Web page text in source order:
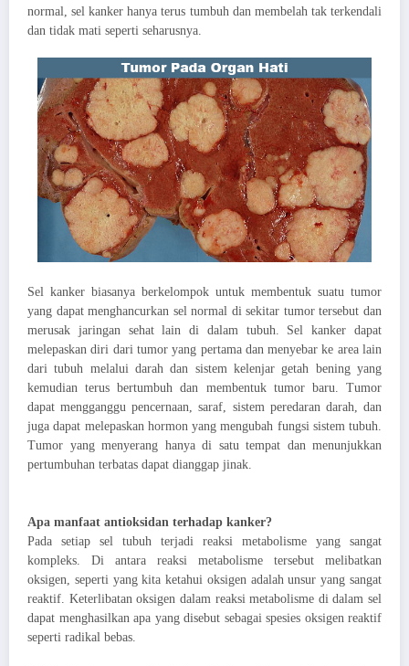
normal, sel kanker hanya terus tumbuh dan membelah tak terkendali
dan tidak mati seperti seharusnya.
Sel kanker biasanya berkelompok untuk membentuk suatu tumor
yang dapat menghancurkan sel normal di sekitar tumor tersebut dan
merusak jaringan sehat lain di dalam tubuh. Sel kanker dapat
melepaskan diri dari tumor yang pertama dan menyebar ke area lain
dari tubuh melalui darah dan sistem kelenjar getah bening yang
kemudian terus bertumbuh dan membentuk tumor baru. Tumor
dapat mengganggu pencernaan, saraf, sistem peredaran darah, dan
juga dapat melepaskan hormon yang mengubah fungsi sistem tubuh.
Tumor yang menyerang hanya di satu tempat dan menunjukkan
pertumbuhan terbatas dapat dianggap jinak.
Apa manfaat antioksidan terhadap kanker?
Pada setiap sel tubuh terjadi reaksi metabolisme yang sangat
kompleks. Di antara reaksi metabolisme tersebut melibatkan
oksigen, seperti yang kita ketahui oksigen adalah unsur yang sangat
reaktif. Keterlibatan oksigen dalam reaksi metabolisme di dalam sel
dapat menghasilkan apa yang disebut sebagai spesies oksigen reaktif
seperti radikal bebas.